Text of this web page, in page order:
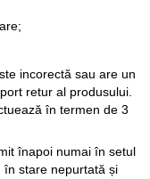
incorectă sau are un
retur al produsului.
în termen de 3
înapoi numai în setul
în stare nepurtată și